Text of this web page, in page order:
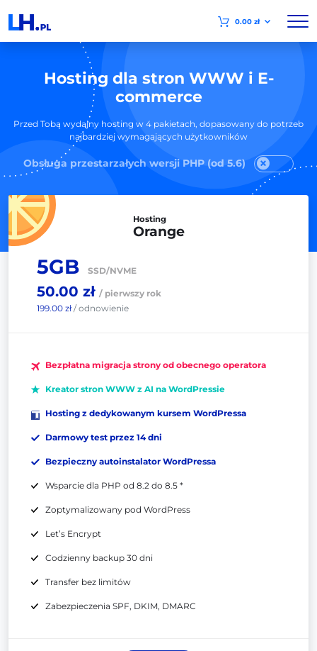
0.00 zł
Hosting dla stron WWW i E-
commerce
Przed Tobą wydajny hosting w 4 pakietach, dopasowany do potrzeb
najbardziej wymagających użytkowników
Obsługa przestarzałych wersji PHP (od 5.6)
Hosting
Orange
5GB SSD/NVME
50.00 zł / pierwszy rok
199.00 zł/ odnowienie
Bezpłatna migracja strony od obecnego operatora
Kreator stron WWW z AI na WordPressie
Hosting z dedykowanym kursem WordPressa
Darmowy test przez 14 dni
Bezpieczny autoinstalator WordPressa
Wsparcie dla PHP od 8.2 do 8.5 *
Zoptymalizowany pod WordPress
Let’s Encrypt
Codzienny backup 30 dni
Transfer bez limitów
Zabezpieczenia SPF, DKIM, DMARC